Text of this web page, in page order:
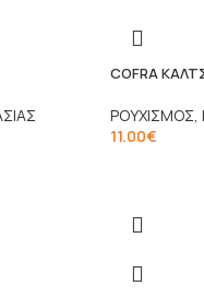
COFRA
ΡΟΥΧΙΣΜΟΣ,
11.00€